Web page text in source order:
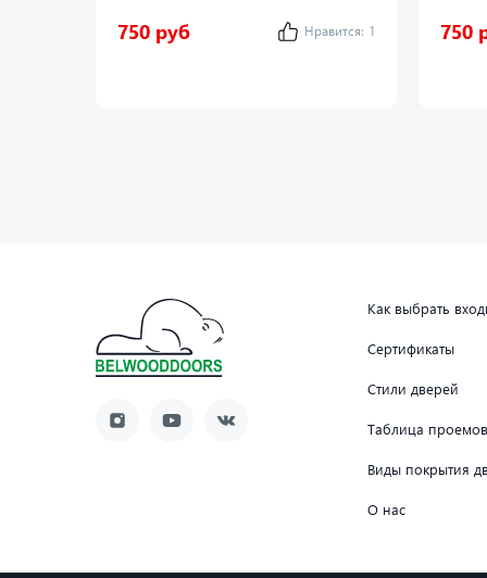
750 руб Нравится: 1 750
Как выбрать
Сертификаты
Стили дверей
Таблица проемов
Виды покрытия
О нас